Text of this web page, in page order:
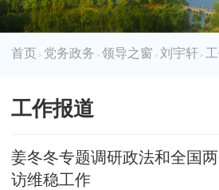
首页 > 党务政务 >领导之窗 > 刘宇轩 >
工作报道
姜冬冬专题调研政法和全国
访维稳工作